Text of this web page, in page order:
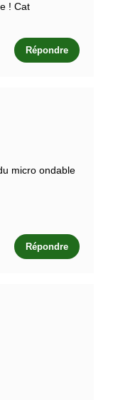
! Cat
Répondre
micro ondable
Répondre